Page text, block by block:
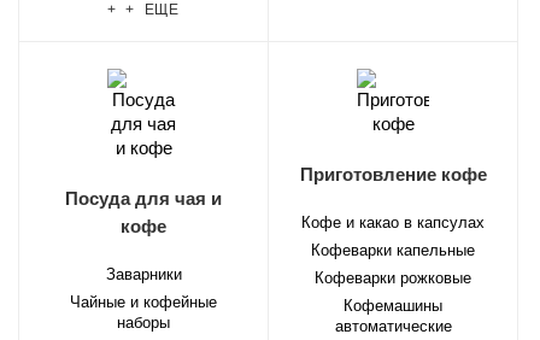
+ + ЕЩЕ
Посуда для чая и
кофе
Заварники
Чайные и кофейные
наборы
Приготовление кофе
Кофе и какао в капсулах
Кофеварки капельные
Кофеварки рожковые
Кофемашины
автоматические